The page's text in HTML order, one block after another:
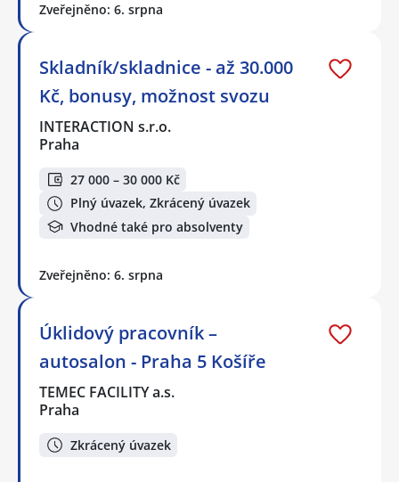
Zveřejněno: 6. srpna
Skladník/skladnice - až 30.000
Kč, bonusy, možnost svozu
INTERACTION s.r.o.
Praha
27 000 – 30 000 Kč
Plný úvazek, Zkrácený úvazek
Vhodné také pro absolventy
Zveřejněno: 6. srpna
Úklidový pracovník –
autosalon - Praha 5 Košíře
TEMEC FACILITY a.s.
Praha
Zkrácený úvazek